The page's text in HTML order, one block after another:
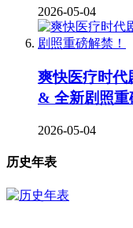
2026-05-04
爽快医疗时代
& 全新剧照重
2026-05-04
历史年表